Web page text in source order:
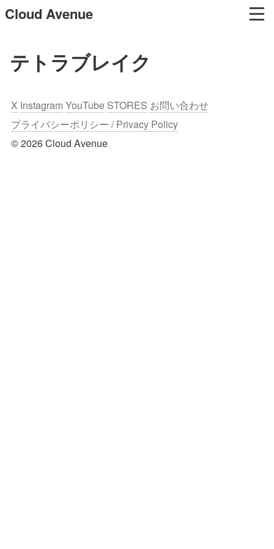
Cloud Avenue
テトラブレイク
X Instagram YouTube STORES お問い合わせ
プライバシーポリシー / Privacy Policy
© 2026 Cloud Avenue